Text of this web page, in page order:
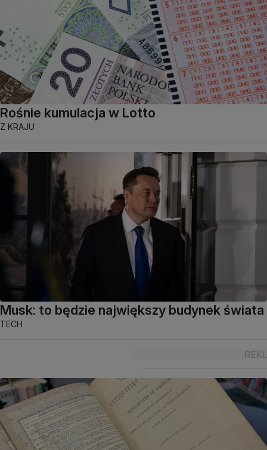
Rośnie kumulacja w Lotto
Z KRAJU
Musk: to będzie największy budynek świata
TECH